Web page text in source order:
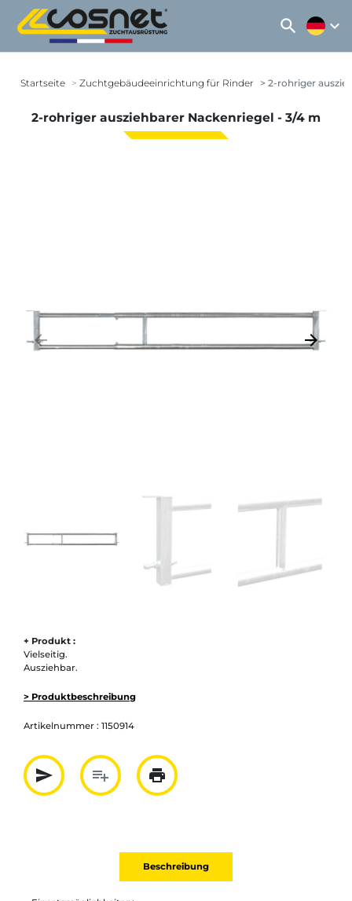
search expand_more
Startseite Zuchtgebäudeeinrichtung für Rinder 2-rohriger
2-rohriger ausziehbarer Nackenriegel - 3/4 m
Zurück
arrow_backward Weiter
arrow_forward
+ Produkt :
Vielseitig.
Ausziehbar.
> Produktbeschreibung
Artikelnummer : 1150914
send
Partager par mail
playlist_add
Ajouter à la liste
print
Imprimer
Beschreibung